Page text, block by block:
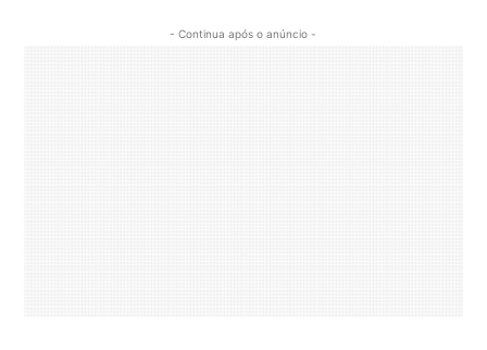
- Continua após o anúncio -